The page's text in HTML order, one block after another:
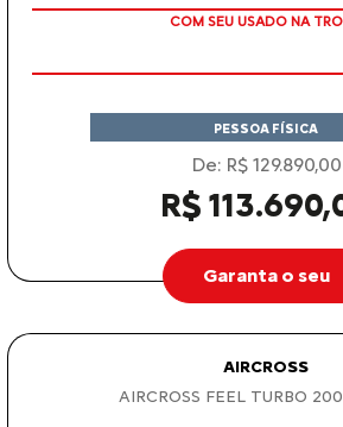
TAXA ZERO
PESSOA FÍSICA
De: R$ 129.890,00
R$
Garanta o seu
AIRCROSS
AIRCROSS FEEL TURBO